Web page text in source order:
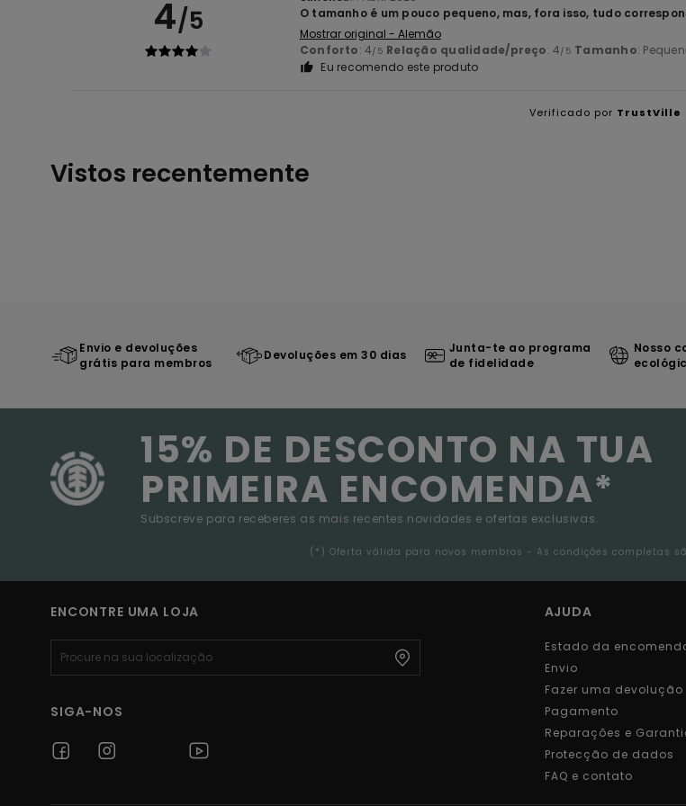
4/5
O tamanho é um pouco pequeno, mas, fora isso, tudo
Mostrar original - Alemão
Conforto: 4/5 Relação qualidade/preço: 4/5 Tamanho:
Eu recomendo este produto
Verificado por TrustVille
Vistos recentemente
Envio e devoluções
grátis para membros
Devoluções em 30 dias
Junta-te ao programa
de fidelidade
Nosso
15% DE DESCONTO NA TUA
PRIMEIRA ENCOMENDA*
Subscreve para receberes as mais recentes novidades e ofertas exclusivas.
(*) Oferta válida para novos membros - As condições completas
ENCONTRE UMA LOJA
SIGA-NOS
AJUDA
Estado da
Envio
Fazer uma devolução
Pagamento
Reparações e
Protecção de dados
FAQ e contato